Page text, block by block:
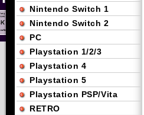
Nintendo Switch 1
Nintendo Switch 2
PC
Playstation 1/2/3
Playstation 4
Playstation 5
Playstation PSP/Vita
RETRO